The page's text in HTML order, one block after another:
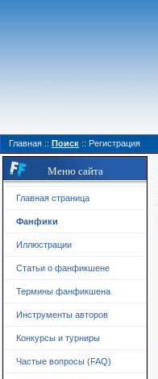
Главная :: Поиск :: Регистрация
Меню сайта
Главная страница
Фанфики
Иллюстрации
Статьи о фанфикшене
Термины фанфикшена
Инструменты авторов
Конкурсы и турниры
Частые вопросы (FAQ)